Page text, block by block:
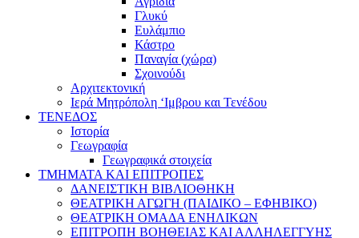
Γλυκύ
Ευλάμπιο
Κάστρο
Παναγία (χώρα)
Σχοινούδι
Αρχιτεκτονική
Ιερά Μητρόπολη ‘Ιμβρου και Τενέδου
ΤΕΝΕΔΟΣ
Ιστορία
Γεωγραφία
Γεωγραφικά στοιχεία
ΤΜΗΜΑΤΑ ΚΑΙ ΕΠΙΤΡΟΠΕΣ
ΔΑΝΕΙΣΤΙΚΗ ΒΙΒΛΙΟΘΗΚΗ
ΘΕΑΤΡΙΚΗ ΑΓΩΓΗ (ΠΑΙΔΙΚΟ – ΕΦΗΒΙΚΟ)
ΘΕΑΤΡΙΚΗ ΟΜΑΔΑ ΕΝΗΛΙΚΩΝ
ΕΠΙΤΡΟΠΗ ΒΟΗΘΕΙΑΣ ΚΑΙ ΑΛΛΗΛΕΓΓΥΗΣ